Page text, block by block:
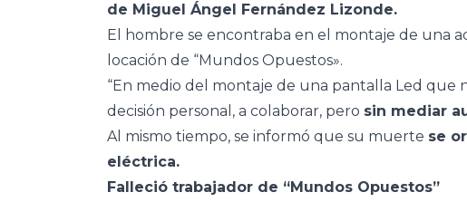
de Miguel Ángel Fernández Lizonde.
El hombre se encontraba en el montaje de una
locación de “Mundos Opuestos».
“En medio del montaje de una pantalla Led que
decisión personal, a colaborar, pero sin mediar
Al mismo tiempo, se informó que su muerte se
eléctrica.
Falleció trabajador de “Mundos Opuestos”